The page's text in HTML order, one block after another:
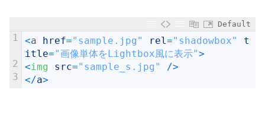
Default
1
2
3
<a href="sample.jpg" rel="shadowbox"
t
itle="画像単体をLightbox風に表示">
<img src="sample_s.jpg" />
</a>